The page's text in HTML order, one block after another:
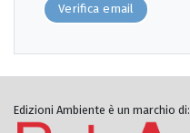
Verifica email
Edizioni Ambiente è un marchio di: